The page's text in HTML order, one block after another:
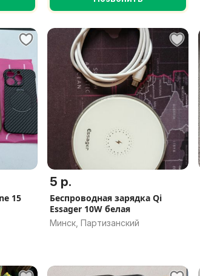
15
5 р.
Беспроводная зарядка Qi
Essager 10W белая
Минск, Партизанский